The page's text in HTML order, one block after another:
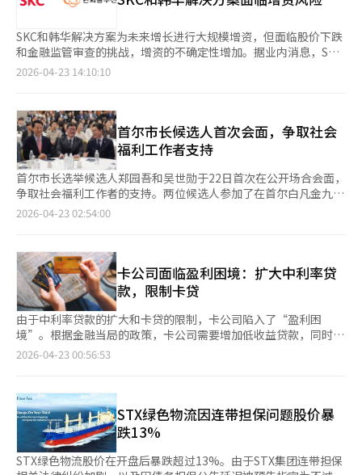
交易秩序。同时，呼吁积极举报疑似资本市场不公平交易行为。※
本报道经人工智能（AI）系统翻译与编辑。
济正陷入“高点幻象”。韩国银行4月的消费者信心指数（CCSI）
下降至99.2，跌破100的基准线。这是自2024年12月戒严以来的最
大跌幅。尽管半导体出口创下新高，股市上涨，但民众的心理却充
满恐惧和悲观。具体指标显示情况更加严峻。与家庭生活相关的指
断指数暴跌18点至68。企业利润激增，而家庭却因担心未来收入
而减少消费。中东能源危机加剧了供应侧价格压力，进一步削弱了
实际购买力。金融市场也面临风险。信用融资余额创新高，高信用
者也开始使用高利率信用卡贷款。股市的高点可能是建立在不稳定
的债务基础上。在资产价格上涨而收入基础脆弱的情况下，外部冲
击可能导致资产泡沫破裂，进而通过家庭债务影响整个社会。政府
需要走出“出口第一”和“历史性利润”的迷思。半导体周期一旦
逆转，韩国经济的唯一支柱可能动摇。货币和财政政策应超越短期
SKC和韩华解决方案为未来增长进行大规模增资，但面临股价下跌
和金融监管审查的挑战，增资的不确定性增加。据业内消息，SKC
计划增资1万亿韩元，但由于股价波动，筹资规模可能不如预期。
规模将影响财务改善和投资速度。SKC股价从每股10万韩元跌至8
万韩元，初步发行价定为7万600韩元。5月11日将根据股价折扣
20%确定最终发行价。韩华解决方案的增资计划从2.4万亿韩元缩
减至1.8万亿韩元，债务偿还金额从1.5万亿韩元调整至9000亿韩
元，发行股票数量从7200万股减少至5600万股，稀释率从29.5%
降至24.6%。但金融监管审查结果和时间表仍是变数。韩华解决方
案通过投资者关系活动解释增资的必要性，强调通过出售非核心资
产和资本性筹资改善财务结构，约3.9万亿韩元，其他自救手段有
业务，韩华解决方案在太阳能市场低迷中减少财务负担，并计划在
美国进行中长期投资。然而，投资者批评公司用股东资金偿还债
务。汉阳大学教授李昌民指出，企业增资时未充分解释资金需求和
替代方案，尤其是用于偿还债务的结构难以积极评价。※ 本报道
经人工智能（AI）系统翻译与编辑。
2026-04-23 14:10:10
首尔市长候选人首次会面，争取社会
福利工作者支持
首尔市长选举候选人郑园吾和吴世勋于22日首次在公开场合会面，
争取社会福利工作者的支持。两位候选人参加了在首尔白凡金九纪
念馆举行的首尔市社会福利工作者协会成立40周年纪念活动。活动
社会福利工作者的工作满意度从三年前的64.4%提高到81.7%，并
希望继续改善工作环境。郑园吾则表示，他的目标是将满意度提高
到90%，并强调社会福利的完成不仅依赖于制度和预算，还需要社
会福利工作者的努力。※ 本报道经人工智能（AI）系统翻译与编
辑。
2026-04-23 02:54:00
卡公司面临盈利困境：扩大中利率贷
款，限制卡贷
由于中利率贷款的扩大和卡贷的限制，卡公司陷入了“盈利困
境”。根据金融当局的政策，卡公司需要增加低收益贷款，同时减
少高收益贷款，导致行业负担加重。截至今年第一季度，卡公司的
少约40%。实际上，只有卡公司在积极扩大中利率贷款。金融当局
要求扩大中利率贷款供应，以提高中低信用者的金融可及性。去
年，卡公司的中利率贷款金额同比增长43%，达到7.919万亿韩
元。然而，由于中利率贷款的利率较低且风险较高，卡公司认为其
盈利能力有限。与此同时，卡贷作为卡公司的主要收入来源，却受
2026-04-23 00:56:53
STX绿色物流因连带担保问题股价暴
跌13%
STX绿色物流股价在开盘后暴跌超过13%。由于STX集团连带担保